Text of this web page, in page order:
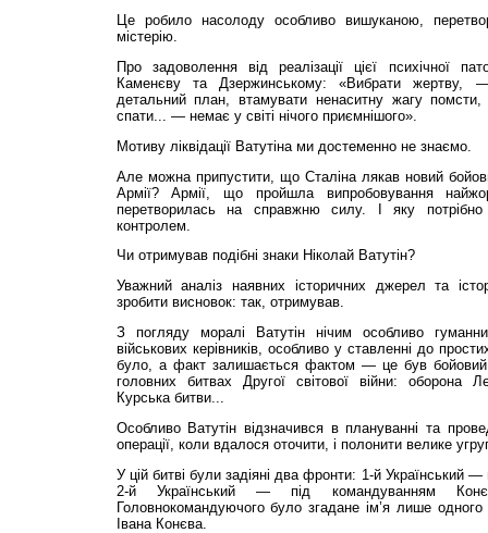
Це робило насолоду особливо вишуканою,
містерію.
Про задоволення від реалізації цієї психічної
Каменєву та Дзержинському: «Вибрати жертву,
детальний план, втамувати ненаситну жагу
спати... — немає у світі нічого приємнішого».
Мотиву ліквідації Ватутіна ми достеменно не знаємо.
Але можна припустити, що Сталіна лякав новий
Армії? Армії, що пройшла випробовування
перетворилась на справжню силу. І яку
контролем.
Чи отримував подібні знаки Ніколай Ватутін?
Уважний аналіз наявних історичних джерел та
зробити висновок: так, отримував.
З погляду моралі Ватутін нічим особливо
військових керівників, особливо у ставленні до
було, а факт залишається фактом — це був бойовий
головних битвах Другої світової війни: оборона
Курська битви...
Особливо Ватутін відзначився в плануванні та
операції, коли вдалося оточити, і полонити велике
У цій битві були задіяні два фронти: 1-й Український
2-й Український — під командуванням
Головнокомандуючого було згадане ім’я лише
Івана Конєва.